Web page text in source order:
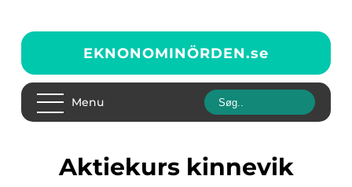
EKNONOMINÖRDEN.se
Menu
aktiekurs kinnevik